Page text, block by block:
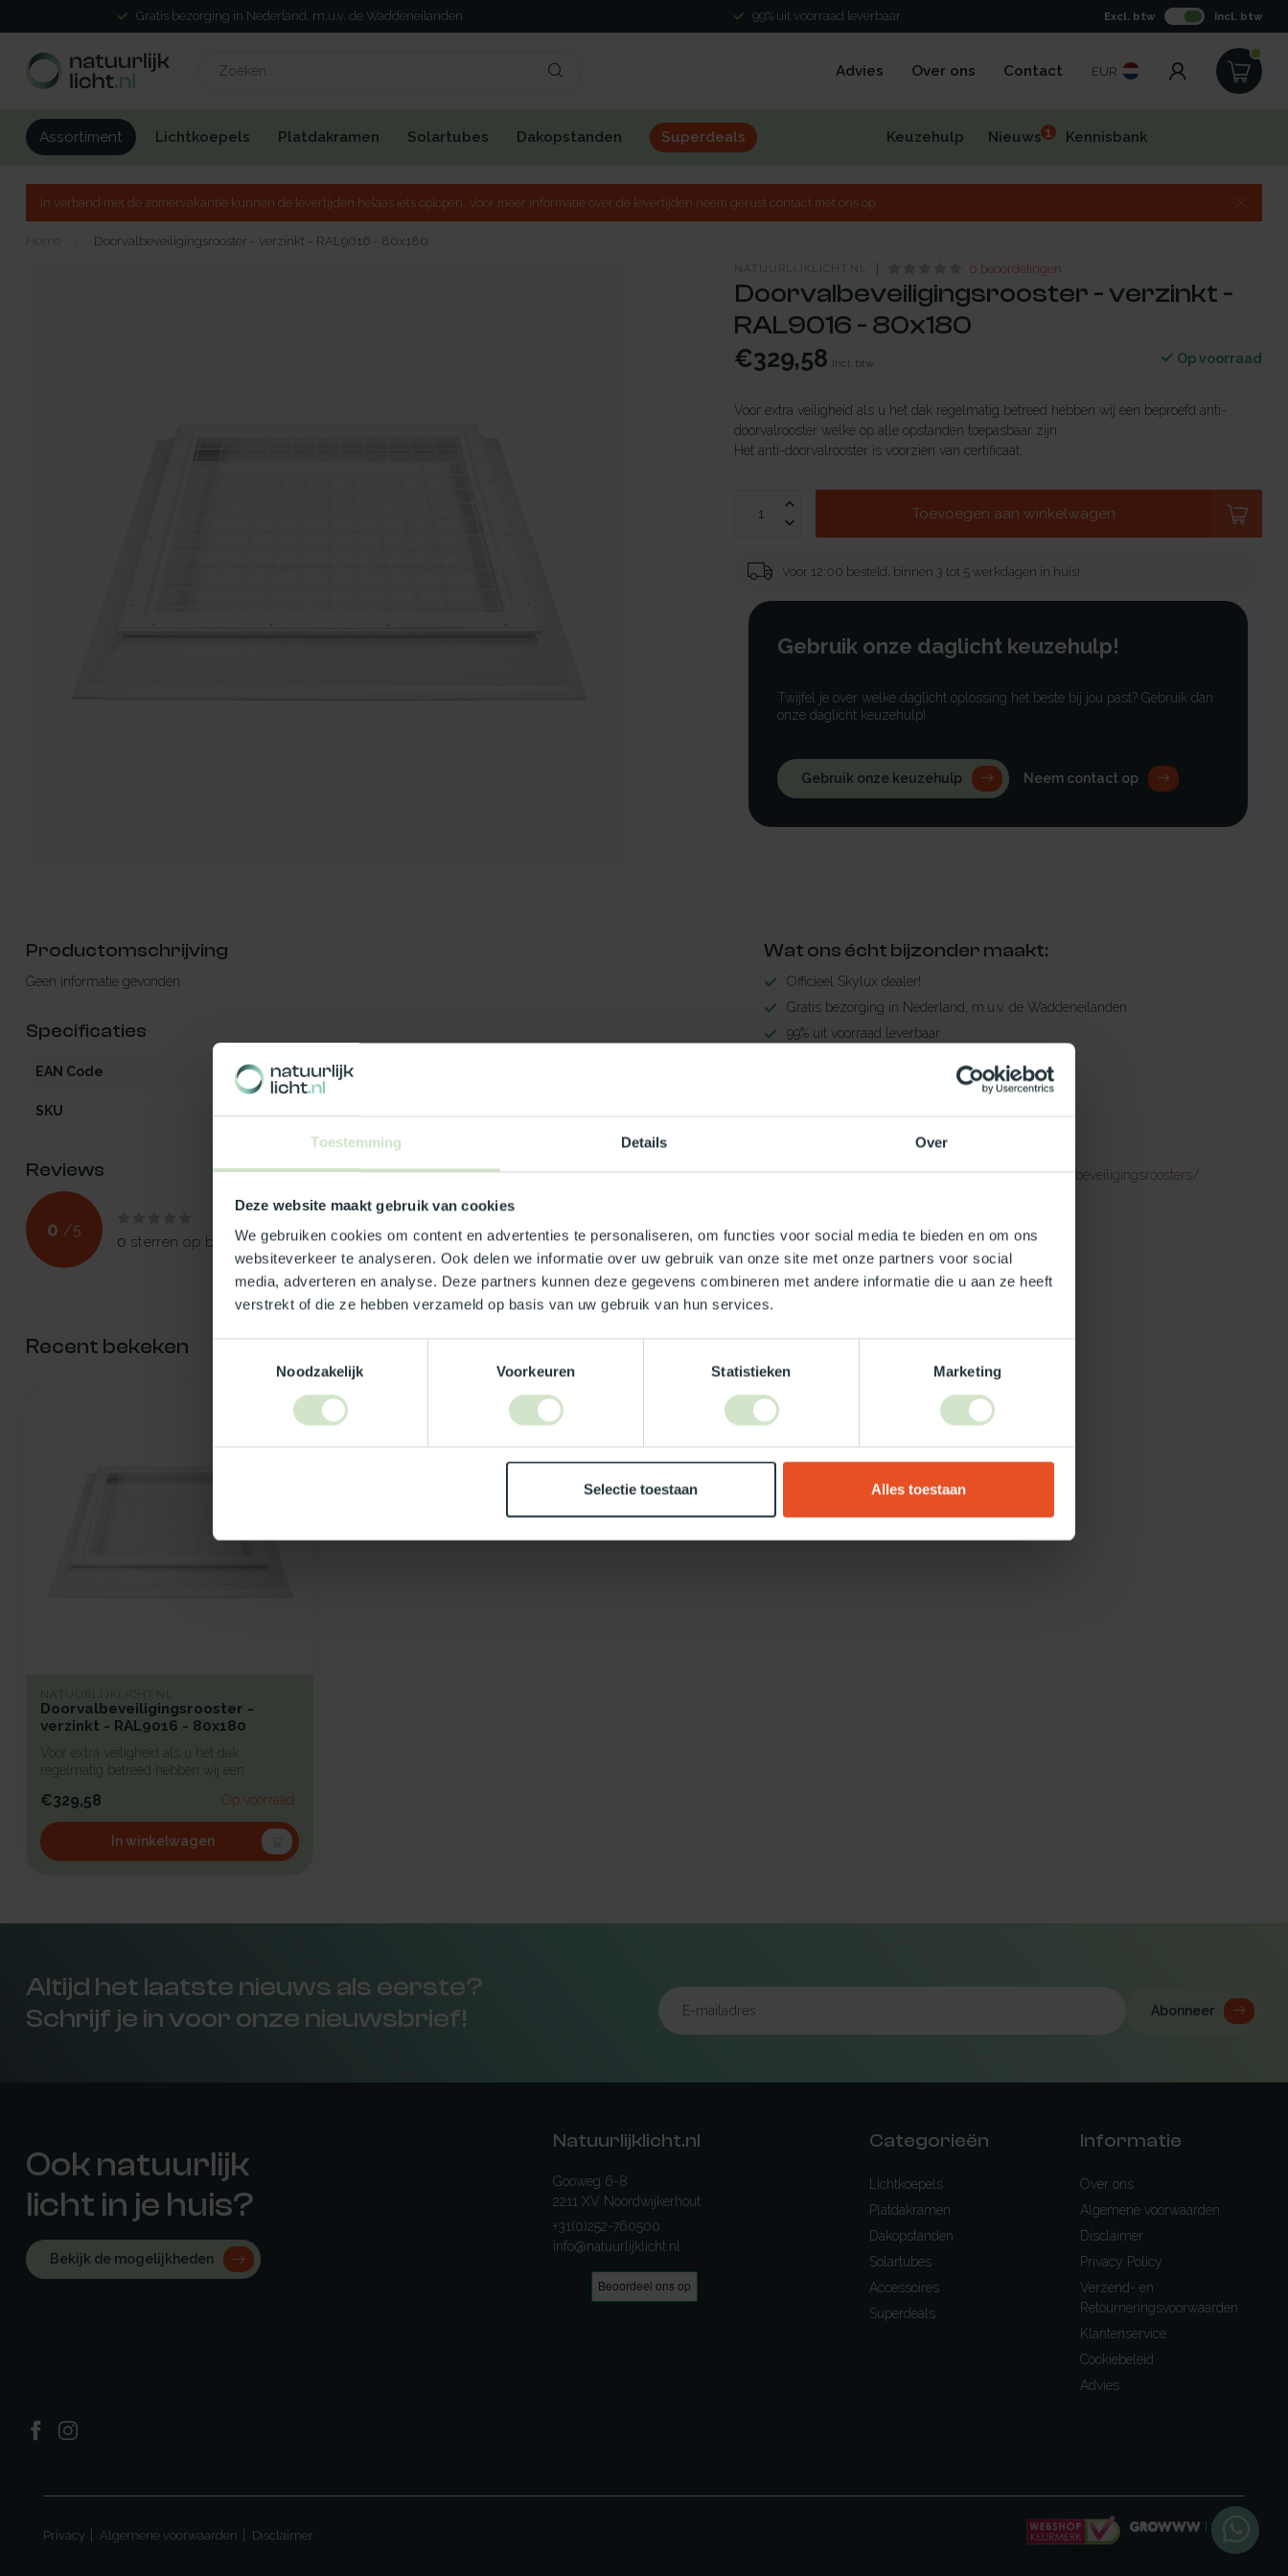
Toestemming Details Over
Deze website maakt gebruik van cookies
We gebruiken cookies om content en advertenties te personaliseren, om functies voor social media te bieden en om ons
websiteverkeer te analyseren. Ook delen we informatie over uw gebruik van onze site met onze partners voor social
media, adverteren en analyse. Deze partners kunnen deze gegevens combineren met andere informatie die u aan ze heeft
verstrekt of die ze hebben verzameld op basis van uw gebruik van hun services.
Noodzakelijk
Voorkeuren Statistieken Marketing
Selectie toestaan Alles toestaan
Gratis bezorging in Nederland, m.u.v. de Waddeneilanden 99% uit voorraad leverbaar Excl. btw Incl. btw
Advies Over ons Contact EUR
Assortiment Lichtkoepels Platdakramen Solartubes Dakopstanden Superdeals Keuzehulp Nieuws1 Kennisbank
In verband met de zomervakantie kunnen de levertijden helaas iets oplopen. Voor meer informatie over de levertijden neem gerust contact met ons op.
Home Doorvalbeveiligingsrooster - verzinkt - RAL9016 - 80x180
NATUURLIJKLICHT.NL 0 beoordelingen
Doorvalbeveiligingsrooster - verzinkt -
RAL9016 - 80x180
€329,58 Incl. btw Op voorraad
Voor extra veiligheid als u het dak regelmatig betreed hebben wij een beproefd anti-
doorvalrooster welke op alle opstanden toepasbaar zijn.
Het anti-doorvalrooster is voorzien van certificaat.
Toevoegen aan winkelwagen
Voor 12:00 besteld, binnen 3 tot 5 werkdagen in huis!
Gebruik onze daglicht keuzehulp!
Twijfel je over welke daglicht oplossing het beste bij jou past? Gebruik dan
onze daglicht keuzehulp!
Gebruik onze keuzehulp Neem contact op
Productomschrijving
Geen informatie gevonden
Specificaties
EAN Code 5412970471653
SKU
Reviews
0 /5
0 sterren op basis van0beoordelingen
Je beoordeling toevoegen
Wat ons écht bijzonder maakt:
Officieel Skylux dealer!
Gratis bezorging in Nederland, m.u.v. de Waddeneilanden
99% uit voorraad leverbaar
TypeError: Failed to fetch
https://www.natuurlijklicht.nl/accessoires/doorvalbeveiligingsroosters/
Recent bekeken
NATUURLIJKLICHT.NL
Doorvalbeveiligingsrooster -
verzinkt - RAL9016 - 80x180
Voor extra veiligheid als u het dak
regelmatig betreed hebben wij een
€329,58 Op voorraad
In winkelwagen
Altijd het laatste nieuws als eerste?
Schrijf je in voor onze nieuwsbrief!
Abonneer
Ook natuurlijk
licht in je huis?
Bekijk de mogelijkheden
Natuurlijklicht.nl
Gooweg 6-8
2211 XV Noordwijkerhout
+31(0)252-760500
info@natuurlijklicht.nl
Categorieën
Lichtkoepels
Platdakramen
Dakopstanden
Solartubes
Accessoires
Superdeals
Informatie
Over ons
Algemene voorwaarden
Disclaimer
Privacy Policy
Verzend- en
Retourneringsvoorwaarden
Klantenservice
Cookiebeleid
Advies
Privacy Algemene voorwaarden Disclaimer